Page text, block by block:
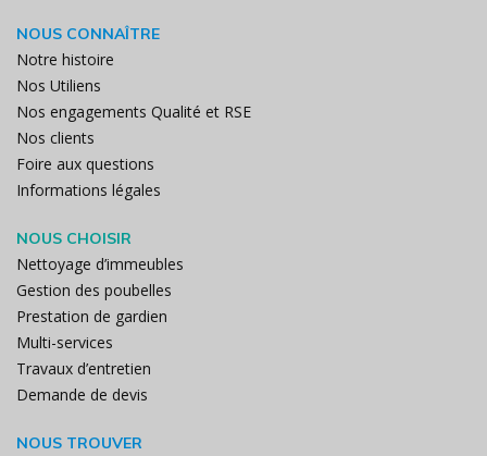
NOUS CONNAÎTRE
Notre histoire
Nos Utiliens
Nos engagements Qualité et RSE
Nos clients
Foire aux questions
Informations légales
NOUS CHOISIR
Nettoyage d’immeubles
Gestion des poubelles
Prestation de gardien
Multi-services
Travaux d’entretien
Demande de devis
NOUS TROUVER